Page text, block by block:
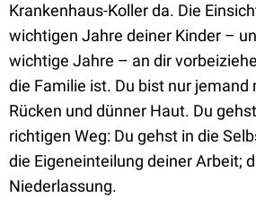
Krankenhaus-Koller da. Die
wichtigen Jahre deiner Kinder –
wichtige Jahre – an dir
die Familie ist. Du bist nur jemand
Rücken und dünner Haut. Du
richtigen Weg: Du gehst in die
die Eigeneinteilung deiner Arbeit;
Niederlassung.